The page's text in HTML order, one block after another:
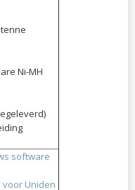
Ni-MH
software
voor Uniden